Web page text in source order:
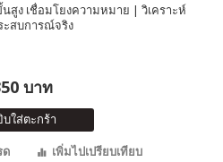
สูง เชื่อมโยงความหมาย | วิเคราะห์
สบการณ์จริง
บาท
ใส่ตะกร้า
ด
เพิ่มไปเปรียบเทียบ